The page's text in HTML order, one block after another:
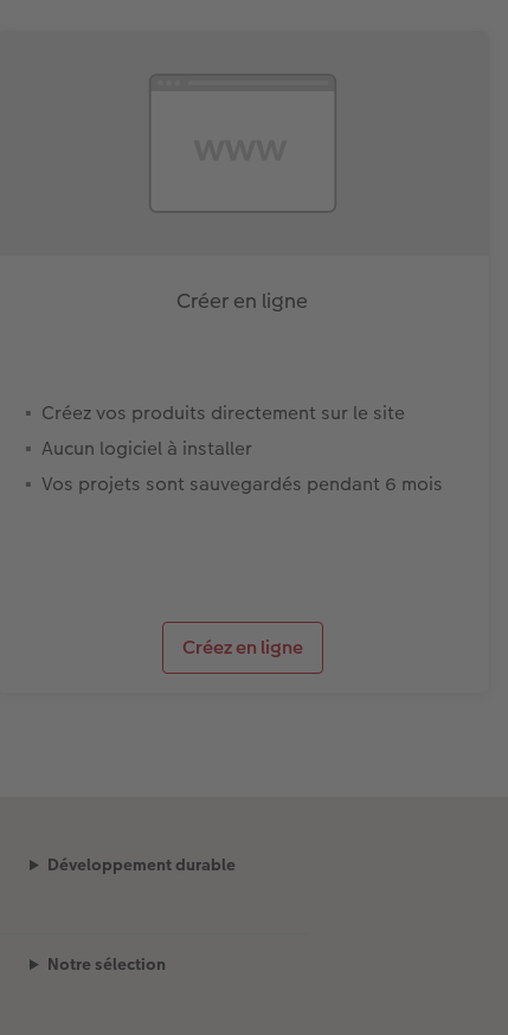
Créer en ligne
Créez vos produits directement sur le site
Aucun logiciel à installer
Vos projets sont sauvegardés pendant 6 mois
Créez en ligne
Développement durable
Notre sélection